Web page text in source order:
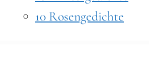
10 Rosengedichte